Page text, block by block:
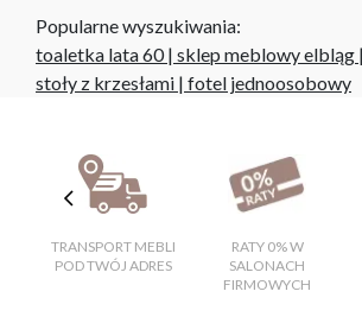
Popularne wyszukiwania:
toaletka lata 60| sklep meblowy elbląg |
stoły z krzesłami | fotel jednoosobowy
TRANSPORT MEBLI
POD TWÓJ ADRES
RATY 0% W
SALONACH
FIRMOWYCH